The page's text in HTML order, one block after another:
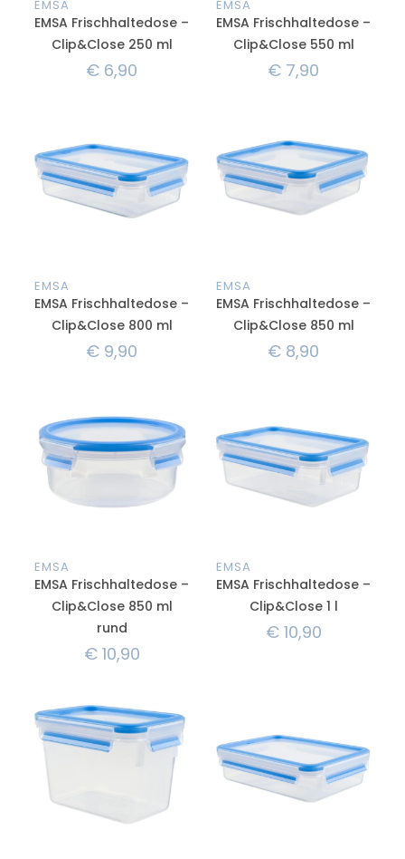
EMSA
EMSA Frischhaltedose –
Clip&Close 250 ml
€ 6,90
EMSA
EMSA Frischhaltedose –
Clip&Close 550 ml
€ 7,90
EMSA
EMSA Frischhaltedose –
Clip&Close 800 ml
€ 9,90
EMSA
EMSA Frischhaltedose –
Clip&Close 850 ml
€ 8,90
EMSA
EMSA Frischhaltedose –
Clip&Close 850 ml
rund
€10,90
EMSA
EMSA Frischhaltedose –
Clip&Close 1 l
€10,90